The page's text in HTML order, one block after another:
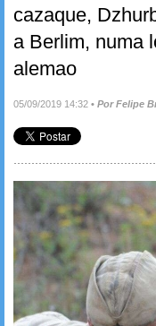
cazaque,
a Berlim, numa
alemao
05/09/2019 14:32 • Por Felipe